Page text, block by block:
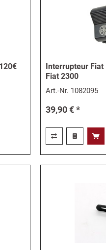
Interrupteur Fiat
Fiat 2300
Art.-Nr. 1082095
39,90 € *